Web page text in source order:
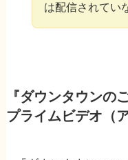
は配信されてい
『ダウンタウンの
プライムビデオ（